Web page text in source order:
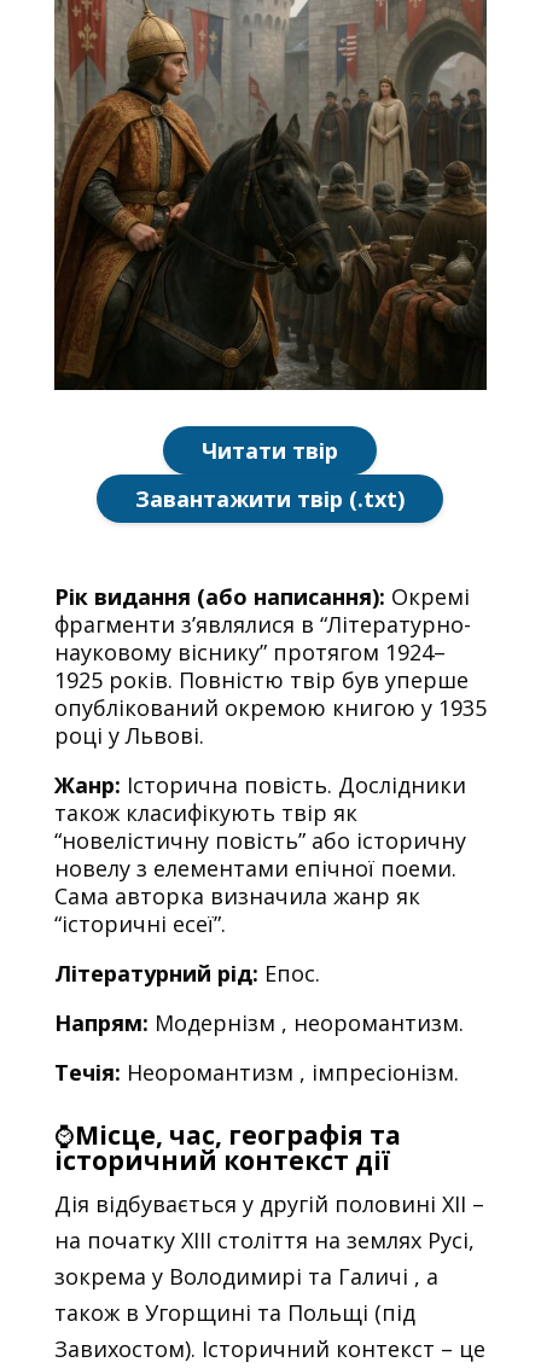
Читати твір
Завантажити твір (.txt)
Рік видання (або написання): Окремі
фрагменти з’являлися в “Літературно-
науковому віснику” протягом 1924–
1925 років. Повністю твір був уперше
опублікований окремою книгою у 1935
році у Львові.
Жанр: Історична повість. Дослідники
також класифікують твір як
“новелістичну повість” або історичну
новелу з елементами епічної поеми.
Сама авторка визначила жанр як
“історичні есеї”.
Літературний рід: Епос.
Напрям: Модернізм , неоромантизм.
Течія: Неоромантизм , імпресіонізм.
⌚Місце, час, географія та
історичний контекст дії
Дія відбувається у другій половині XII –
на початку XIII століття на землях Русі,
зокрема у Володимирі та Галичі , а
також в Угорщині та Польщі (під
Завихостом). Історичний контекст – це